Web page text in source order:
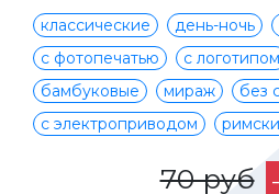
классические день-ночь
с фотопечатью
с логотипом
бамбуковые
мираж
без
с электроприводом
70 руб